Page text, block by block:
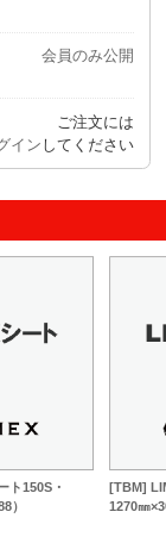
会員のみ公開
ご注文には
イン してください
150S・
）
[TBM]
1270㎜